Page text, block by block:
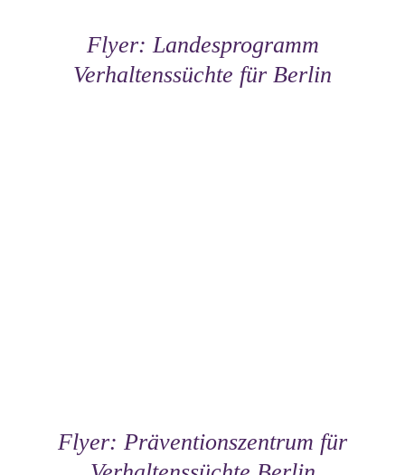
Flyer: Landesprogramm
Verhaltenssüchte für Berlin
Flyer: Präventionszentrum für